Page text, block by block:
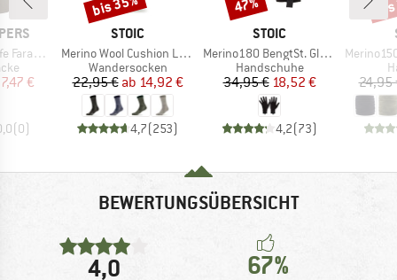
Jacket
Preis
€
(0)
MARKE
STOIC
Artikel
Merino Wool Cushion Light Socks
Produktgruppe
Wandersocken
Preis
22,95 € reduzierter Preis
ab 14,92 €
4,7(253)
MARKE
STOIC
Artikel
Merino180 BengtSt. Glove
Produktgruppe
Handschuhe
Preis
34,95 €reduzierter Preis
18,52 €
4,2(73)
Artikel
Merino150
24,95
BEWERTUNGSÜBERSICHT
4,0 67%